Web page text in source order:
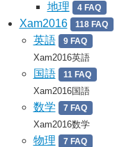
地理 4 FAQ
Xam2016 118 FAQ
英語 9 FAQ
Xam2016英語
国語 11 FAQ
Xam2016国語
数学 7 FAQ
Xam2016数学
物理 7 FAQ